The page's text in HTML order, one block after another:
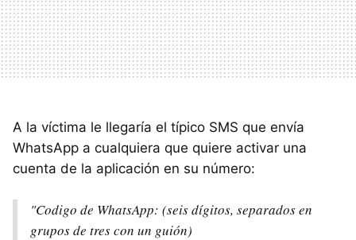
A la víctima le llegaría el típico SMS que envía
WhatsApp a cualquiera que quiere activar una
cuenta de la aplicación en su número:
"Codigo de WhatsApp: (seis dígitos, separados en
grupos de tres con un guión)